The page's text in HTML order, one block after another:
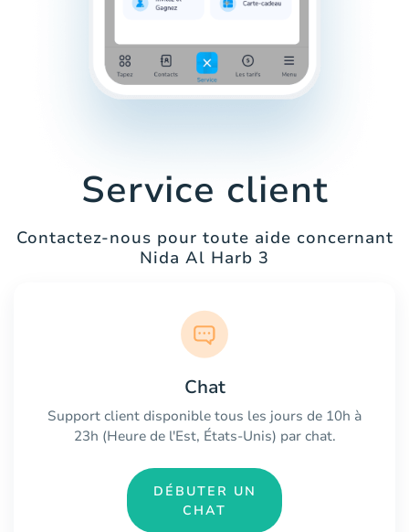
Service client
Contactez-nous pour toute aide concernant
Nida Al Harb 3
Chat
Support client disponible tous les jours de 10h à
23h (Heure de l'Est, États-Unis) par chat.
DÉBUTER UN
CHAT